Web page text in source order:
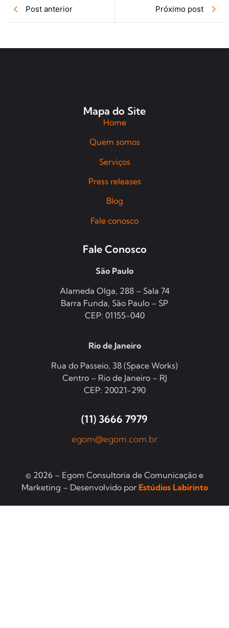
Post anterior Próximo post
Mapa do Site
Home
Quem somos
Serviços
Press releases
Blog
Fale conosco
Fale Conosco
São Paulo
Alameda Olga, 288 – Sala 74
Barra Funda, São Paulo – SP
CEP: 01155-040
Rio de Janeiro
Rua do Passeio, 38 (Space Works)
Centro – Rio de Janeiro – RJ
CEP: 20021-290
(11) 3666 7979
egom@egom.com.br
© 2026 – Egom Consultoria de Comunicação e
Marketing – Desenvolvido por Estúdios Labirinto